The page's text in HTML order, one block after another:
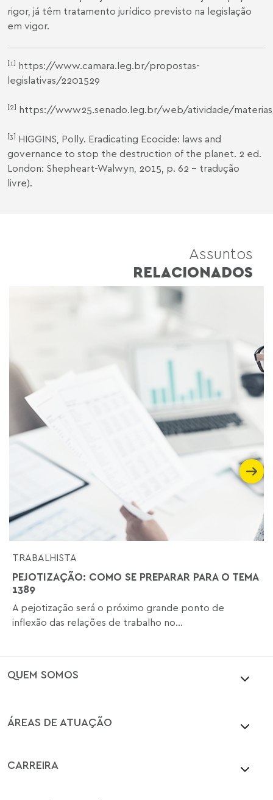
rigor, já têm tratamento jurídico previsto na legislação
em vigor.
[1] https://www.camara.leg.br/propostas-
legislativas/2201529
[2] https://www25.senado.leg.br/web/atividade/
[3] HIGGINS, Polly. Eradicating Ecocide: laws and
governance to stop the destruction of the planet. 2 ed.
London: Shepheart-Walwyn, 2015, p. 62 – tradução
livre).
Assuntos
RELACIONADOS
TRABALHISTA
PEJOTIZAÇÃO: COMO SE PREPARAR PARA O TEMA
1389
A pejotização será o próximo grande ponto de
inflexão das relações de trabalho no...
QUEM SOMOS
ÁREAS DE ATUAÇÃO
CARREIRA